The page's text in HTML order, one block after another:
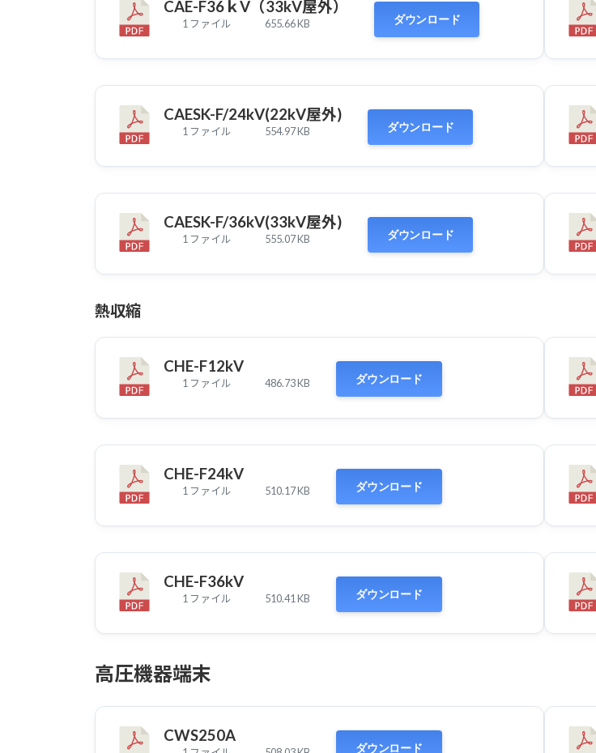
CAE-F36ｋV（33kV屋外）
1 ファイル 655.66 KB ダウンロード
CAESK-F/24kV(22kV屋外)
1 ファイル 554.97 KB ダウンロード
CAESK-F/36kV(33kV屋外)
1 ファイル 555.07 KB ダウンロード
熱収縮
CHE-F12kV
1 ファイル 486.73 KB ダウンロード
CHE-F24kV
1 ファイル 510.17 KB ダウンロード
CHE-F36kV
1 ファイル 510.41 KB ダウンロード
高圧機器端末
CWS250A
ダウンロード